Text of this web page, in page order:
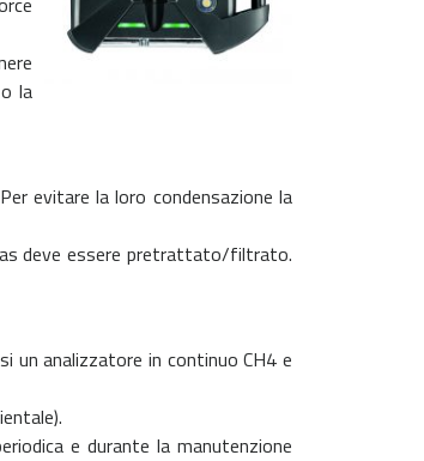
la
evitare la loro condensazione la
deve essere pretrattato/filtrato.
un analizzatore in continuo CH4 e
e durante la manutenzione